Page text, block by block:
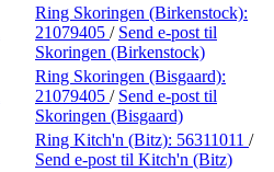
Ring Skoringen (Birkenstock):
21079405 / Send e-post til
Skoringen (Birkenstock)
Ring Skoringen (Bisgaard):
21079405 / Send e-post til
Skoringen (Bisgaard)
Ring Kitch'n (Bitz): 56311011 /
Send e-post til Kitch'n (Bitz)